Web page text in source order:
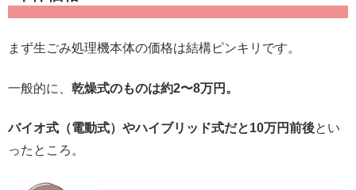
まず生ごみ処理機本体の価格は結構ピンキリです。
一般的に、 乾燥式のものは約2〜8万円。
バイオ式（電動式）やハイブリッド式だと10万円前後とい
ったところ。